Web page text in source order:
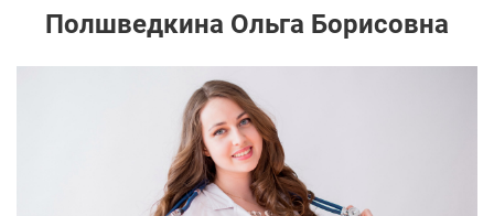
Полшведкина Ольга Борисовна